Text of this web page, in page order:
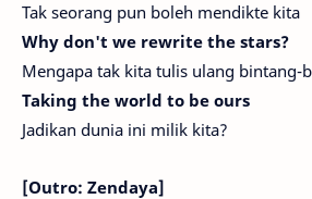
Tak seorang pun boleh mendikte kita
Why don't we rewrite the stars?
Mengapa tak kita tulis ulang bintang-
Taking the world to be ours
Jadikan dunia ini milik kita?
[Outro: Zendaya]